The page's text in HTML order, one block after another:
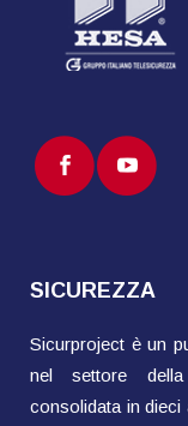
SICUREZZA
Sicurproject è un
nel settore della
consolidata in dieci